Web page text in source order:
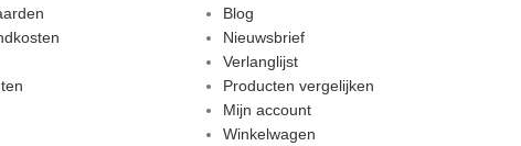
Blog
Nieuwsbrief
Verlanglijst
Producten vergelijken
Mijn account
Winkelwagen